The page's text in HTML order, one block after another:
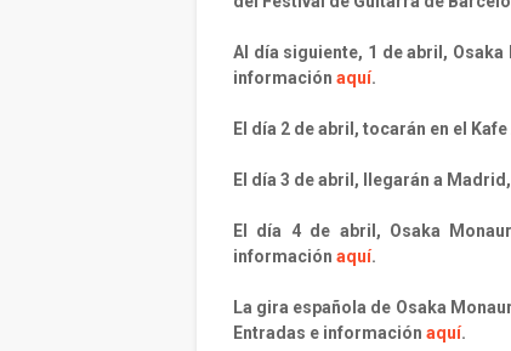
Al día siguiente, 1 de abril,
información aquí.
El día 2 de abril, tocarán en el
El día 3 de abril, llegarán a
El día 4 de abril, Osaka
información aquí.
La gira española de Osaka
Entradas e información aquí.